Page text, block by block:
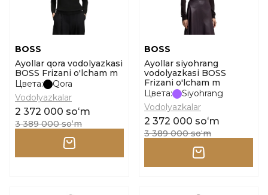
BOSS
Ayollar qora vodolyazkasi
BOSS Frizani o'lcham m
Цвета:
Qora
Vodolyazkalar
2 372 000 soʻm
3 389 000 soʻm
BOSS
Ayollar siyohrang
vodolyazkasi BOSS
Frizani o'lcham m
Цвета:
Siyohrang
Vodolyazkalar
2 372 000 soʻm
3 389 000 soʻm